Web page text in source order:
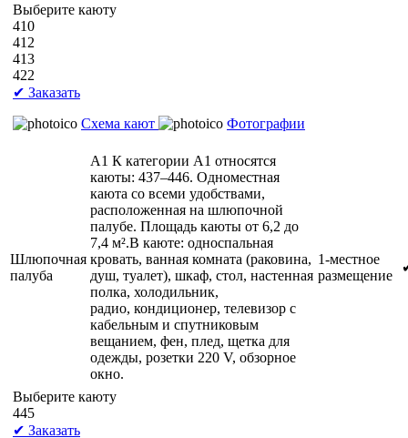
Выберите каюту
410
412
413
422
✔ Заказать
Схема кают
Фотографии
Шлюпочная
палуба
А1 К категории А1 относятся
каюты: 437–446. Одноместная
каюта со всеми удобствами,
расположенная на шлюпочной
палубе. Площадь каюты от 6,2 до
7,4 м².В каюте: односпальная
кровать, ванная комната (раковина,
душ, туалет), шкаф, стол, настенная
полка, холодильник,
радио, кондиционер, телевизор с
кабельным и спутниковым
вещанием, фен, плед, щетка для
одежды, розетки 220 V, обзорное
окно.
1-местное
размещение
Выберите каюту
445
✔ Заказать